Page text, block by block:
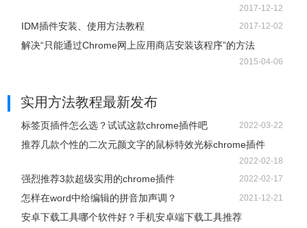
推荐指数：☆☆☆☆☆
推荐理由：括号开始结尾 高亮显示。 一眼就能看到！
2017-12-12
IDM插件安装、使用方法教程 2017-12-02
解决“只能通过Chrome网上应用商店安装该程序”的方法
2015-04-06
实用方法教程最新发布
标签页插件怎么选？试试这款chrome插件吧 2022-03-22
推荐几款个性的二次元颜文字的鼠标特效光标chrome插件
2022-02-18
强烈推荐3款超级实用的chrome插件 2022-02-17
怎样在word中给编辑的拼音加声调？ 2021-12-21
安卓下载工具哪个软件好？手机安卓端下载工具推荐